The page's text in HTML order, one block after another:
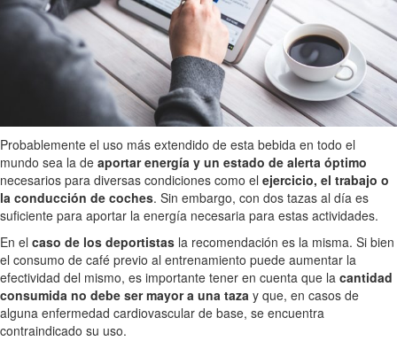
Probablemente el uso más extendido de esta bebida en todo el
mundo sea la de aportar energía y un estado de alerta óptimo
necesarios para diversas condiciones como el ejercicio, el trabajo o
la conducción de coches. Sin embargo, con dos tazas al día es
suficiente para aportar la energía necesaria para estas actividades.
En el caso de los deportistas la recomendación es la misma. Si bien
el consumo de café previo al entrenamiento puede aumentar la
efectividad del mismo, es importante tener en cuenta que la cantidad
consumida no debe ser mayor a una taza y que, en casos de
alguna enfermedad cardiovascular de base, se encuentra
contraindicado su uso.